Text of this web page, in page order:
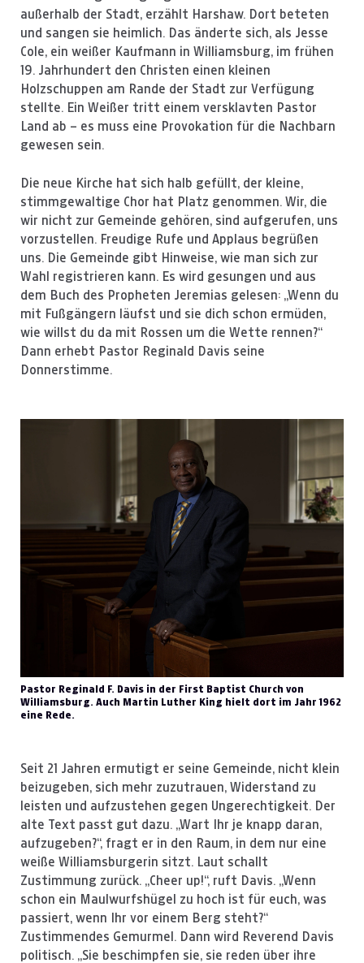
außerhalb der Stadt, erzählt Harshaw. Dort beteten
und sangen sie heimlich. Das änderte sich, als Jesse
Cole, ein weißer Kaufmann in Williamsburg, im frühen
19. Jahrhundert den Christen einen kleinen
Holzschuppen am Rande der Stadt zur Verfügung
stellte. Ein Weißer tritt einem versklavten Pastor
Land ab – es muss eine Provokation für die Nachbarn
gewesen sein.
Die neue Kirche hat sich halb gefüllt, der kleine,
stimmgewaltige Chor hat Platz genommen. Wir, die
wir nicht zur Gemeinde gehören, sind aufgerufen, uns
vorzustellen. Freudige Rufe und Applaus begrüßen
uns. Die Gemeinde gibt Hinweise, wie man sich zur
Wahl registrieren kann. Es wird gesungen und aus
dem Buch des Propheten Jeremias gelesen: „Wenn du
mit Fußgängern läufst und sie dich schon ermüden,
wie willst du da mit Rossen um die Wette rennen?“
Dann erhebt Pastor Reginald Davis seine
Donnerstimme.
Pastor Reginald F. Davis in der First Baptist Church von
Williamsburg. Auch Martin Luther King hielt dort im Jahr 1962
eine Rede.
Seit 21 Jahren ermutigt er seine Gemeinde, nicht klein
beizugeben, sich mehr zuzutrauen, Widerstand zu
leisten und aufzustehen gegen Ungerechtigkeit. Der
alte Text passt gut dazu. „Wart Ihr je knapp daran,
aufzugeben?“, fragt er in den Raum, in dem nur eine
weiße Williamsburgerin sitzt. Laut schallt
Zustimmung zurück. „Cheer up!“, ruft Davis. „Wenn
schon ein Maulwurfshügel zu hoch ist für euch, was
passiert, wenn Ihr vor einem Berg steht?“
Zustimmendes Gemurmel. Dann wird Reverend Davis
politisch. „Sie beschimpfen sie, sie reden über ihre